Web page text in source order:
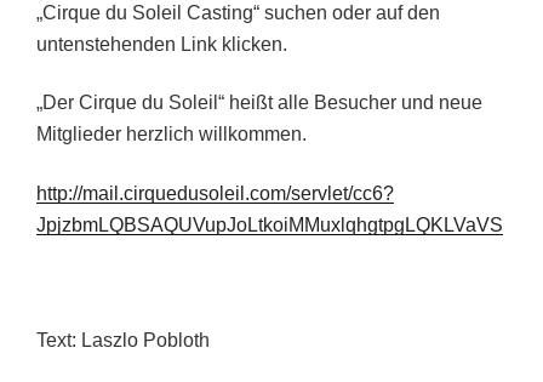
„Cirque du Soleil Casting“ suchen oder auf den
untenstehenden Link klicken.
„Der Cirque du Soleil“ heißt alle Besucher und neue
Mitglieder herzlich willkommen.
http://mail.cirquedusoleil.com/servlet/cc6?
JpjzbmLQBSAQUVupJoLtkoiMMuxlqhgtpgLQKLVaVS
Text: Laszlo Pobloth